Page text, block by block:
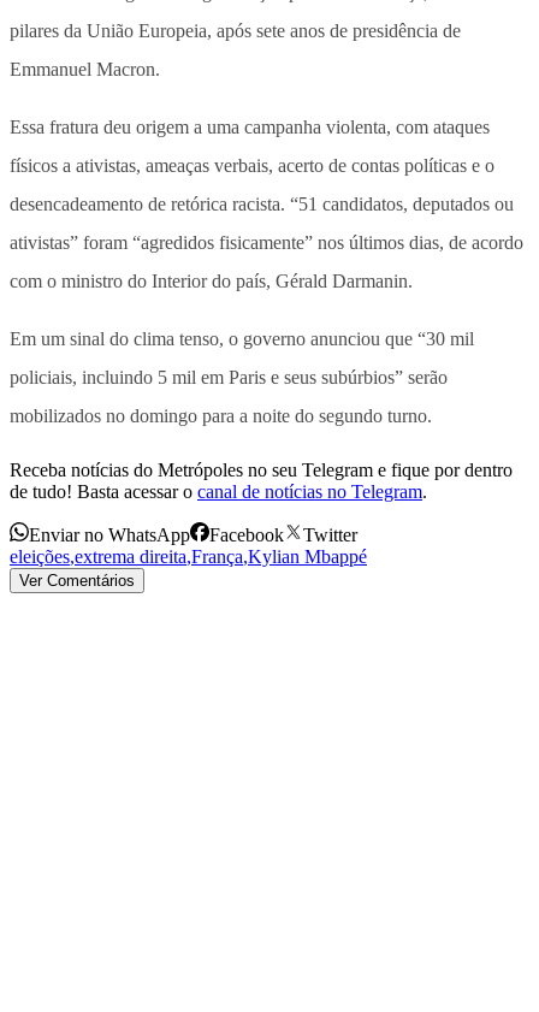
pilares da União Europeia, após sete anos de presidência de
Emmanuel Macron.
Essa fratura deu origem a uma campanha violenta, com ataques
físicos a ativistas, ameaças verbais, acerto de contas políticas e o
desencadeamento de retórica racista. “51 candidatos, deputados ou
ativistas” foram “agredidos fisicamente” nos últimos dias, de acordo
com o ministro do Interior do país, Gérald Darmanin.
Em um sinal do clima tenso, o governo anunciou que “30 mil
policiais, incluindo 5 mil em Paris e seus subúrbios” serão
mobilizados no domingo para a noite do segundo turno.
Receba notícias do Metrópoles no seu Telegram e fique por dentro
de tudo! Basta acessar o canal de notícias no Telegram.
Enviar no WhatsApp Facebook
Twitter
eleições,extrema direita,França,Kylian Mbappé
Ver Comentários